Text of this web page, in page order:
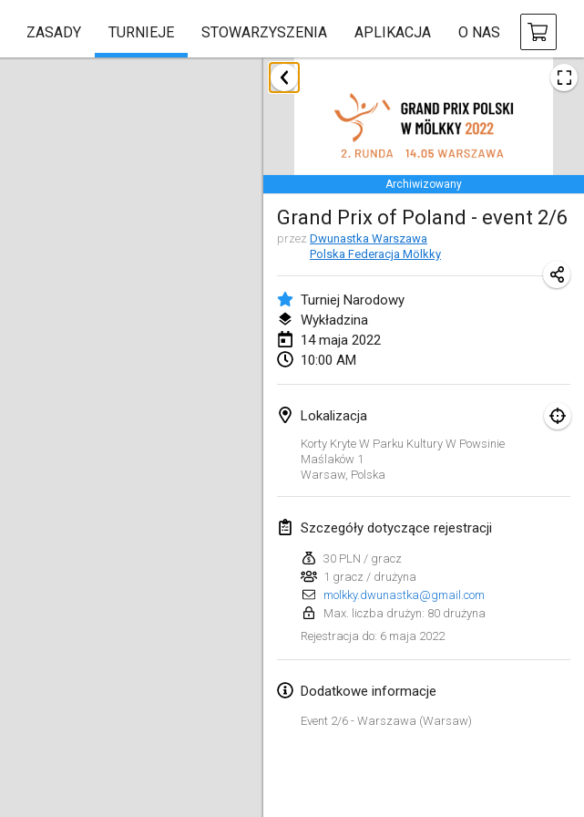
ZASADY TURNIEJE STOWARZYSZENIA APLIKACJA O NAS
Archiwizowany
Grand Prix of Poland - event 2/6
przez Dwunastka Warszawa
Polska Federacja Mölkky
Turniej Narodowy
Wykładzina
14 maja 2022
10:00 AM
Lokalizacja
Korty Kryte W Parku Kultury W Powsinie
Maślaków 1
Warsaw, Polska
Szczegóły dotyczące rejestracji
30 PLN / gracz
1 gracz / drużyna
molkky.dwunastka@gmail.com
Max. liczba drużyn: 80 drużyna
Rejestracja do: 6 maja 2022
Dodatkowe informacje
Event 2/6 - Warszawa (Warsaw)
styczeń 2022
ANULOWANY
Tournoi Mixte ASPTTOM
22 sty 2022| Francja
KKS Halli Duppeli
22 sty 2022|Finlandia
Mölkky Tournament - Doubles
22 sty 2022|Japonia
Suomelan Mölkky-open
22 sty 2022
The Mölkky Tournament 2nd
23 sty 2022
luty 2022
MS v MÖLKPARKURU
4 lut 2022|Czechy
TangoMölkky
5 lut 2022 Finlandia
Kohti Kisoja
Yamagata Tournament
13 lut 2022|Japonia